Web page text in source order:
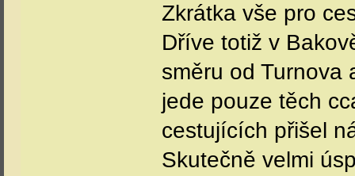
Zkrátka vše pro
Dříve totiž v
směru od Turnova
jede pouze těch
cestujících přišel
Skutečně velmi